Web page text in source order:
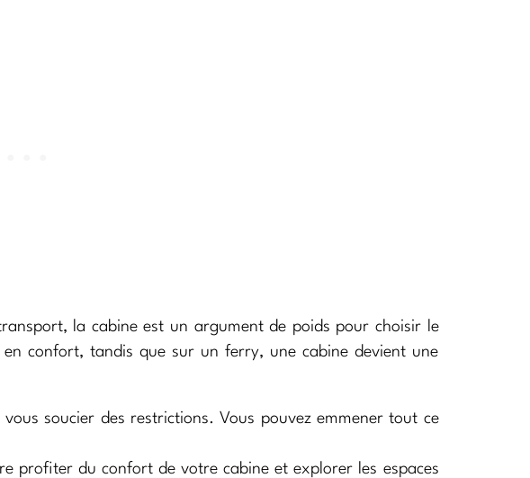
la cabine est un argument de poids pour choisir le
confort, tandis que sur un ferry, une cabine devient une
vous soucier des restrictions. Vous pouvez emmener tout ce
profiter du confort de votre cabine et explorer les espaces